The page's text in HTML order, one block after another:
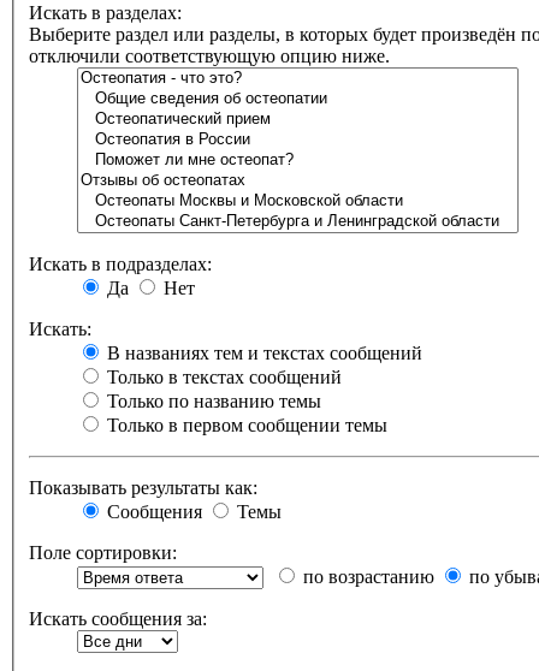
Искать в разделах:
Выберите раздел или разделы, в которых будет произведён
отключили соответствующую опцию ниже.
Искать в подразделах:
Да
Нет
Искать:
В названиях тем и текстах сообщений
Только в текстах сообщений
Только по названию темы
Только в первом сообщении темы
Показывать результаты как:
Сообщения
Темы
Поле сортировки:
по возрастанию
по
Искать сообщения за: